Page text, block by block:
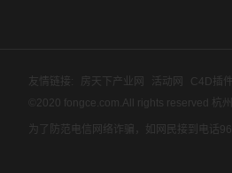
友情链接: 房天下产业网 活动网 C4D插
©2020 fongce.com.All rights reserved 杭
为了防范电信网络诈骗，如网民接到电话